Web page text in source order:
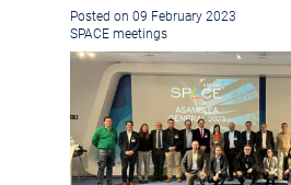
Posted on 09 February 2023
SPACE meetings